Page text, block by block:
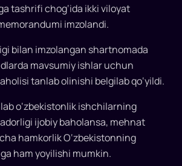
tashrifi chog‘ida ikki viloyat
imzolandi.
bilan imzolangan shartnomada
mavsumiy ishlar uchun
tanlab olinishi belgilab qo‘yildi.
o‘zbekistonlik ishchilarning
ijobiy baholansa, mehnat
hamkorlik O‘zbekistonning
ham yoyilishi mumkin.